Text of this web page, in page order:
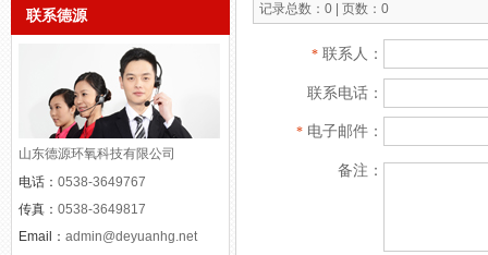
联系德源
山东德源环氧科技有限公司
电话： 0538-3649767
传真： 0538-3649817
Email： admin@deyuanhg.net
记录总数：0 | 页数：0
* 联系人：
联系电话：
* 电子邮件：
备注：